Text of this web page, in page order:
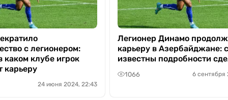
с легионером:
каком клубе игрок
карьеру
24 июня 2024, 22:43
Легионер Динамо
карьеру в Азербайджане:
известны подробности
1066 6 сентября